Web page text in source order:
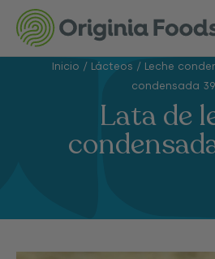
Inicio / Lácteos / Leche
condensada
Lata de